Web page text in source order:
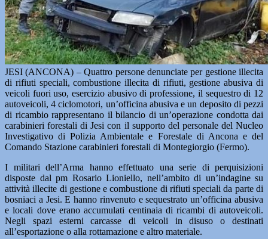
JESI (ANCONA) – Quattro persone denunciate per gestione illecita
di rifiuti speciali, combustione illecita di rifiuti, gestione abusiva di
veicoli fuori uso, esercizio abusivo di professione, il sequestro di 12
autoveicoli, 4 ciclomotori, un’officina abusiva e un deposito di pezzi
di ricambio rappresentano il bilancio di un’operazione condotta dai
carabinieri forestali di Jesi con il supporto del personale del Nucleo
Investigativo di Polizia Ambientale e Forestale di Ancona e del
Comando Stazione carabinieri forestali di Montegiorgio (Fermo).
I militari dell’Arma hanno effettuato una serie di perquisizioni
disposte dal pm Rosario Lioniello, nell’ambito di un’indagine su
attività illecite di gestione e combustione di rifiuti speciali da parte di
bosniaci a Jesi. E hanno rinvenuto e sequestrato un’officina abusiva
e locali dove erano accumulati centinaia di ricambi di autoveicoli.
Negli spazi esterni carcasse di veicoli in disuso o destinati
all’esportazione o alla rottamazione e altro materiale.